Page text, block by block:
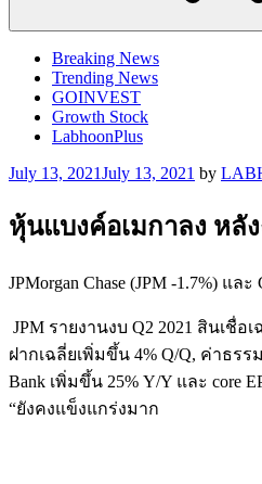
Breaking News
Trending News
GOINVEST
Growth Stock
LabhoonPlus
Posted
July 13, 2021July 13, 2021 by
หุ้นแบงค์อเมกาลง หลั
JPMorgan Chase (JPM -1.7%) และ
JPM รายงานงบ Q2 2021 สินเชื่อ
ฝากเฉลี่ยเพิ่มขึ้น 4% Q/Q, ค่าธรรม
Bank เพิ่มขึ้น 25% Y/Y และ core
“ยังคงแข็งแกร่งมาก